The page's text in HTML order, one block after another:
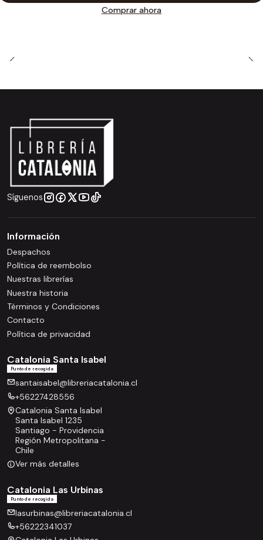
Comprar ahora
Síguenos
Información
Despachos
Política de reembolso
Nuestras librerías
Nuestra historia
Términos y Condiciones
Contacto
Política de privacidad
Catalonia Santa Isabel
Punto de recogida
santaisabel@libreriacatalonia.cl
+56227428556
Catalonia Santa Isabel
Santa Isabel 1235
Santiago - Providencia
Región Metropolitana -
Chile
Ver más detalles
Catalonia Las Urbinas
Punto de recogida
lasurbinas@libreriacatalonia.cl
+56222341037